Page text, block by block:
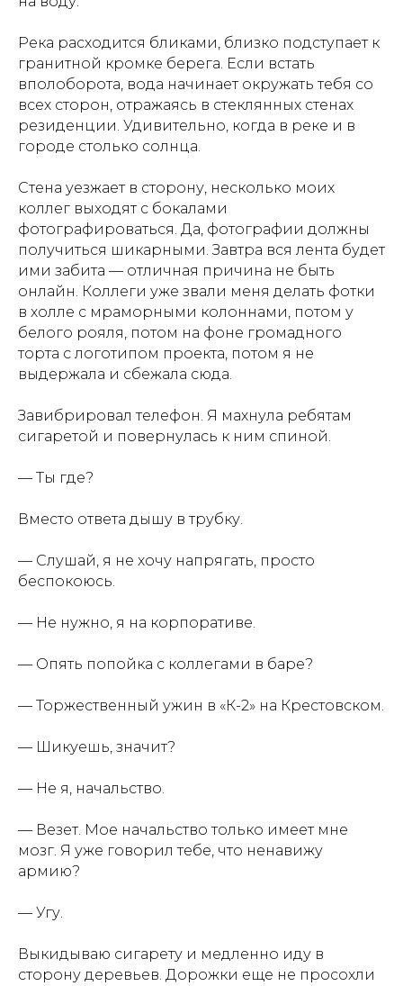
Река расходится бликами, близко подступает к
гранитной кромке берега. Если встать
вполоборота, вода начинает окружать тебя со
всех сторон, отражаясь в стеклянных стенах
резиденции. Удивительно, когда в реке и в
городе столько солнца.
Стена уезжает в сторону, несколько моих
коллег выходят с бокалами
фотографироваться. Да, фотографии должны
получиться шикарными. Завтра вся лента будет
ими забита — отличная причина не быть
онлайн. Коллеги уже звали меня делать фотки
в холле с мраморными колоннами, потом у
белого рояля, потом на фоне громадного
торта с логотипом проекта, потом я не
выдержала и сбежала сюда.
Завибрировал телефон. Я махнула ребятам
сигаретой и повернулась к ним спиной.
— Ты где?
Вместо ответа дышу в трубку.
— Слушай, я не хочу напрягать, просто
беспокоюсь.
— Не нужно, я на корпоративе.
— Опять попойка с коллегами в баре?
— Торжественный ужин в «К-2» на Крестовском.
— Шикуешь, значит?
— Не я, начальство.
— Везет. Мое начальство только имеет мне
мозг. Я уже говорил тебе, что ненавижу
армию?
— Угу.
Выкидываю сигарету и медленно иду в
сторону деревьев. Дорожки еще не просохли